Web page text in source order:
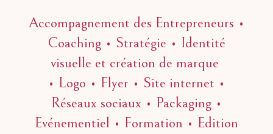
Accompagnement des Entrepreneurs •
Coaching • Stratégie • Identité
visuelle et création de marque
• Logo • Flyer • Site internet •
Réseaux sociaux • Packaging •
Evénementiel • Formation • Edition